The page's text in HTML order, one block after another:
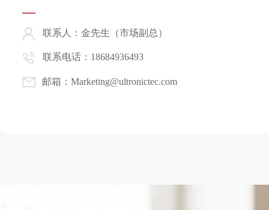
联系人：金先生（市场副总）
联系电话：18684936493
邮箱：Marketing@ultronictec.com
—